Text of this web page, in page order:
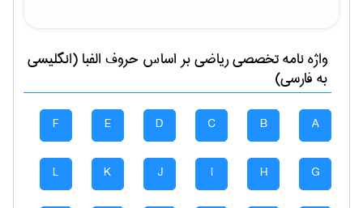
واژه نامه تخصصیرياضیبر اساس حروف الفبا (انگلیسی
به فارسی)
A
B
C
D
E
F
G
H
I
J
K
L